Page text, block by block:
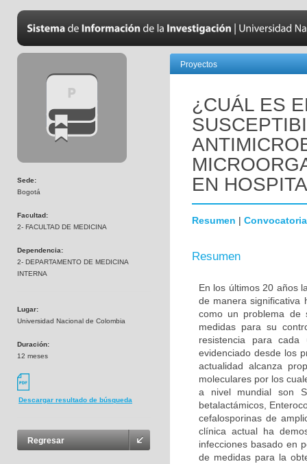
Sede:
Bogotá
Facultad:
2- FACULTAD DE MEDICINA
Dependencia:
2- DEPARTAMENTO DE MEDICINA
INTERNA
Lugar:
Universidad Nacional de Colombia
Duración:
12 meses
Descargar resultado de búsqueda
Regresar
Proyectos
¿CUÁL ES
EN
Resumen | Convocatoria
Resumen
En los últimos 20 años
de manera significativa
como un problema de
medidas para su
resistencia para
evidenciado desde los
actualidad alcanza
moleculares por los
a nivel mundial son
betalactámicos,
cefalosporinas de
clínica actual ha
infecciones basado en
de medidas para la